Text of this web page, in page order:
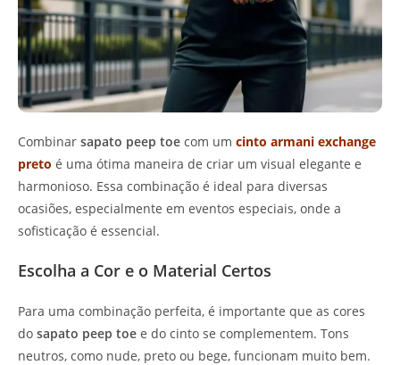
Combinar sapato peep toe com um cinto armani exchange
preto é uma ótima maneira de criar um visual elegante e
harmonioso. Essa combinação é ideal para diversas
ocasiões, especialmente em eventos especiais, onde a
sofisticação é essencial.
Escolha a Cor e o Material Certos
Para uma combinação perfeita, é importante que as cores
do sapato peep toe e do cinto se complementem. Tons
neutros, como nude, preto ou bege, funcionam muito bem.